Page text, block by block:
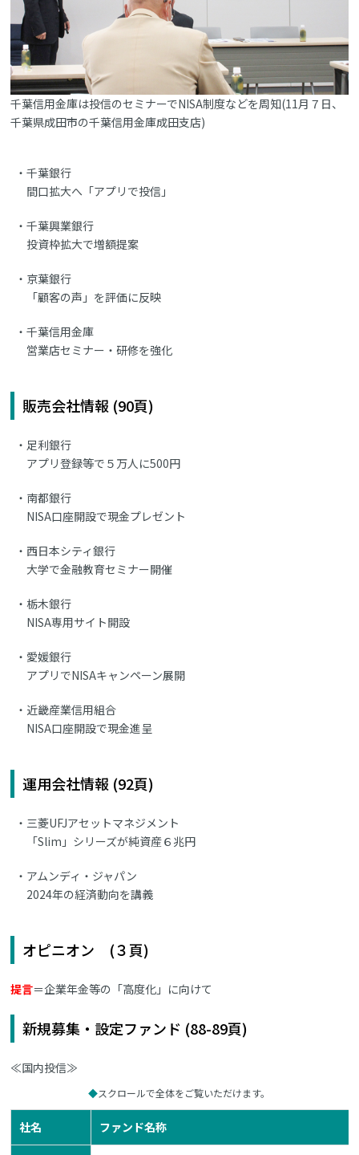
千葉信用金庫は投信のセミナーでNISA制度などを周知(11月７日、
千葉県成田市の千葉信用金庫成田支店)
千葉銀行
間口拡大へ「アプリで投信」
千葉興業銀行
投資枠拡大で増額提案
京葉銀行
「顧客の声」を評価に反映
千葉信用金庫
営業店セミナー・研修を強化
販売会社情報 (90頁)
足利銀行
アプリ登録等で５万人に500円
南都銀行
NISA口座開設で現金プレゼント
西日本シティ銀行
大学で金融教育セミナー開催
栃木銀行
NISA専用サイト開設
愛媛銀行
アプリでNISAキャンペーン展開
近畿産業信用組合
NISA口座開設で現金進呈
運用会社情報 (92頁)
三菱UFJアセットマネジメント
「Slim」シリーズが純資産６兆円
アムンディ・ジャパン
2024年の経済動向を講義
オピニオン (３頁)
提言＝企業年金等の「高度化」に向けて
新規募集・設定ファンド (88-89頁)
≪国内投信≫
スクロールで全体をご覧いただけます。
社名 ファンド名称